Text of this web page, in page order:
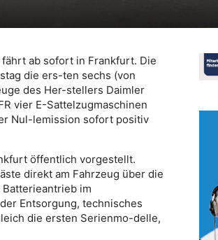
ab sofort in Frankfurt. Die
die ers-ten sechs (von
des Her-stellers Daimler
vier E-Sattelzugmaschinen
Nul-lemission sofort positiv
öffentlich vorgestellt.
direkt am Fahrzeug über die
im
Entsorgung, technisches
die ersten Serienmo-delle,